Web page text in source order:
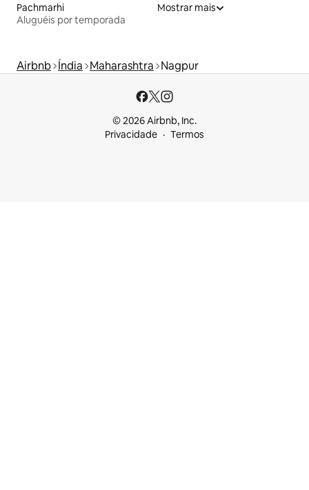
Pachmarhi
Aluguéis por temporada
Mostrar mais
Airbnb Índia Maharashtra Nagpur
© 2026 Airbnb, Inc.
Privacidade
Termos